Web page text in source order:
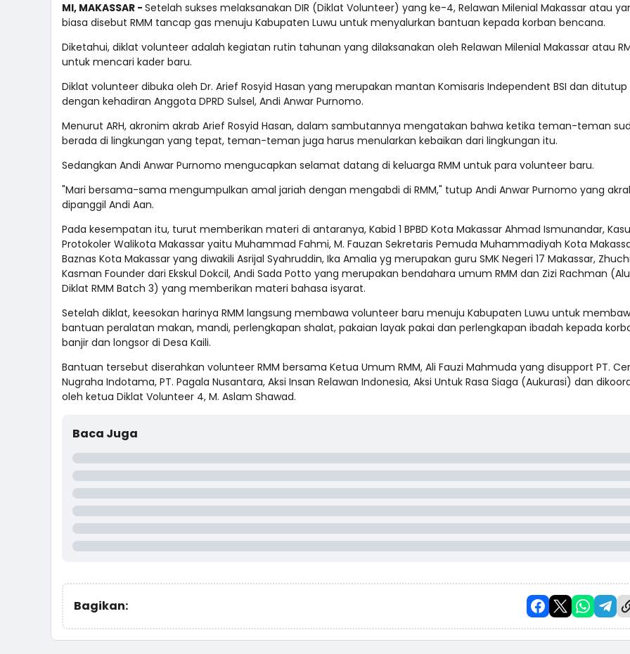
MI, MAKASSAR - Setelah sukses melaksanakan DIR (Diklat Volunteer) yang ke-4, Relawan Milenial Makassar atau
biasa disebut RMM tancap gas menuju Kabupaten Luwu untuk menyalurkan bantuan kepada korban bencana.
Diketahui, diklat volunteer adalah kegiatan rutin tahunan yang dilaksanakan oleh Relawan Milenial Makassar atau
untuk mencari kader baru.
Diklat volunteer dibuka oleh Dr. Arief Rosyid Hasan yang merupakan mantan Komisaris Independent BSI dan ditutup
dengan kehadiran Anggota DPRD Sulsel, Andi Anwar Purnomo.
Menurut ARH, akronim akrab Arief Rosyid Hasan, dalam sambutannya mengatakan bahwa ketika teman-teman
berada di lingkungan yang tepat, teman-teman juga harus menularkan kebaikan dari lingkungan itu.
Sedangkan Andi Anwar Purnomo mengucapkan selamat datang di keluarga RMM untuk para volunteer baru.
"Mari bersama-sama mengumpulkan amal jariah dengan mengabdi di RMM," tutup Andi Anwar Purnomo yang
dipanggil Andi Aan.
Pada kesempatan itu, turut memberikan materi di antaranya, Kabid 1 BPBD Kota Makassar Ahmad Ismunandar,
Protokoler Walikota Makassar yaitu Muhammad Fahmi, M. Fauzan Sekretaris Pemuda Muhammadiyah Kota
Baznas Kota Makassar yang diwakili Asrijal Syahruddin, Ika Amalia yg merupakan guru SMK Negeri 17 Makassar,
Kasman Founder dari Ekskul Dokcil, Andi Sada Potto yang merupakan bendahara umum RMM dan Zizi Rachman
Diklat RMM Batch 3) yang memberikan materi bahasa isyarat.
Setelah diklat, keesokan harinya RMM langsung membawa volunteer baru menuju Kabupaten Luwu untuk
bantuan peralatan makan, mandi, perlengkapan shalat, pakaian layak pakai dan perlengkapan ibadah kepada
banjir dan longsor di Desa Kaili.
Bantuan tersebut diserahkan volunteer RMM bersama Ketua Umum RMM, Ali Fauzi Mahmuda yang disupport PT.
Nugraha Indotama, PT. Pagala Nusantara, Aksi Insan Relawan Indonesia, Aksi Untuk Rasa Siaga (Aukurasi) dan
oleh ketua Diklat Volunteer 4, M. Aslam Shawad.
Baca Juga
Bagikan: